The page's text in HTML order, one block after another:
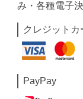
み・各種電子
クレジットカ
PayPay